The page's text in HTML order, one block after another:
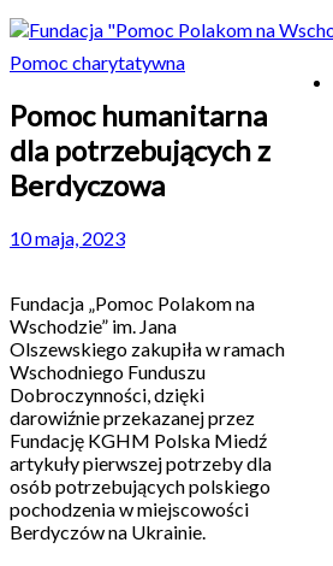
Pomoc charytatywna
Pomoc humanitarna
dla potrzebujących z
Berdyczowa
10 maja, 2023
Fundacja „Pomoc Polakom na
Wschodzie” im. Jana
Olszewskiego zakupiła w ramach
Wschodniego Funduszu
Dobroczynności, dzięki
darowiźnie przekazanej przez
Fundację KGHM Polska Miedź
artykuły pierwszej potrzeby dla
osób potrzebujących polskiego
pochodzenia w miejscowości
Berdyczów na Ukrainie.